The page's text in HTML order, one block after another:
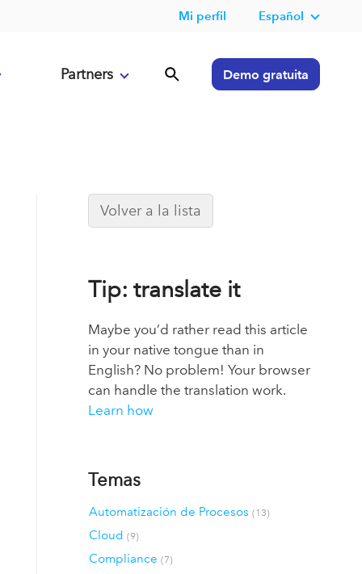
Mi perfil Español
Partners Demo gratuita
Volver a la lista
Tip: translate it
Maybe you’d rather read this article
in your native tongue than in
English? No problem! Your browser
can handle the translation work.
Learn how
Temas
Automatización de Procesos(13)
Cloud(9)
Compliance(7)